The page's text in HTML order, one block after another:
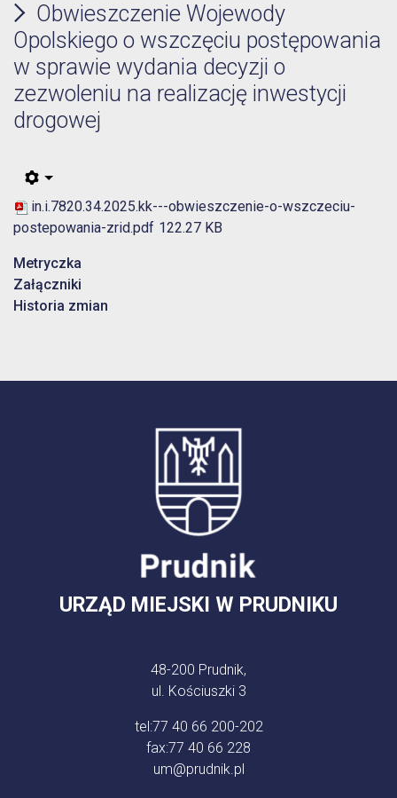
Obwieszczenie Wojewody
Opolskiego o wszczęciu postępowania
w sprawie wydania decyzji o
zezwoleniu na realizację inwestycji
drogowej
in.i.7820.34.2025.kk---obwieszczenie-o-wszczeciu-
postepowania-zrid.pdf 122.27 KB
Metryczka
Załączniki
Historia zmian
URZĄD MIEJSKI W PRUDNIKU
48-200 Prudnik,
ul. Kościuszki 3
tel:77 40 66 200-202
fax:77 40 66 228
um@prudnik.pl